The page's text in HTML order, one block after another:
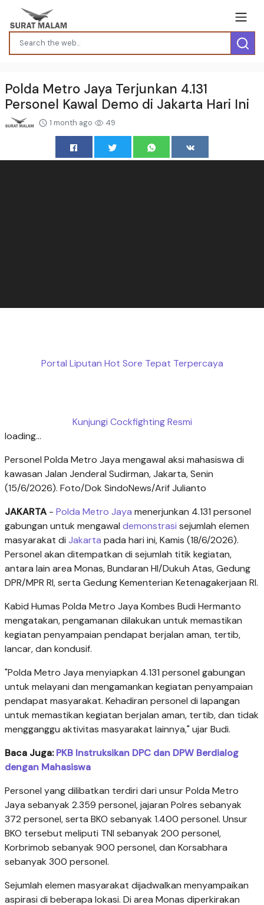
Polda Metro Jaya Terjunkan 4.131
Personel Kawal Demo di Jakarta Hari Ini
1 month ago 49
Portal Liputan Hot Sore Tepat Terpercaya
Kunjungi Cockfighting Resmi
loading...
Personel Polda Metro Jaya mengawal aksi mahasiswa di
kawasan Jalan Jenderal Sudirman, Jakarta, Senin
(15/6/2026). Foto/Dok SindoNews/Arif Julianto
JAKARTA - Polda Metro Jaya menerjunkan 4.131 personel
gabungan untuk mengawal demonstrasi sejumlah elemen
masyarakat di Jakarta pada hari ini, Kamis (18/6/2026).
Personel akan ditempatkan di sejumlah titik kegiatan,
antara lain area Monas, Bundaran HI/Dukuh Atas, Gedung
DPR/MPR RI, serta Gedung Kementerian Ketenagakerjaan RI.
Kabid Humas Polda Metro Jaya Kombes Budi Hermanto
mengatakan, pengamanan dilakukan untuk memastikan
kegiatan penyampaian pendapat berjalan aman, tertib,
lancar, dan kondusif.
"Polda Metro Jaya menyiapkan 4.131 personel gabungan
untuk melayani dan mengamankan kegiatan penyampaian
pendapat masyarakat. Kehadiran personel di lapangan
untuk memastikan kegiatan berjalan aman, tertib, dan tidak
mengganggu aktivitas masyarakat lainnya," ujar Budi.
Baca Juga:PKB Instruksikan DPC dan DPW Berdialog
dengan Mahasiswa
Personel yang dilibatkan terdiri dari unsur Polda Metro
Jaya sebanyak 2.359 personel, jajaran Polres sebanyak
372 personel, serta BKO sebanyak 1.400 personel. Unsur
BKO tersebut meliputi TNI sebanyak 200 personel,
Korbrimob sebanyak 900 personel, dan Korsabhara
sebanyak 300 personel.
Sejumlah elemen masyarakat dijadwalkan menyampaikan
aspirasi di beberapa lokasi. Di area Monas diperkirakan